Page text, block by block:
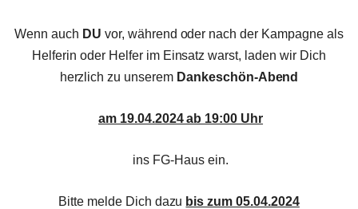
Wenn auch DU vor, während oder nach der Kampagne als
Helferin oder Helfer im Einsatz warst, laden wir Dich
herzlich zu unserem Dankeschön-Abend
am 19.04.2024 ab 19:00 Uhr
ins FG-Haus ein.
Bitte melde Dich dazu bis zum 05.04.2024